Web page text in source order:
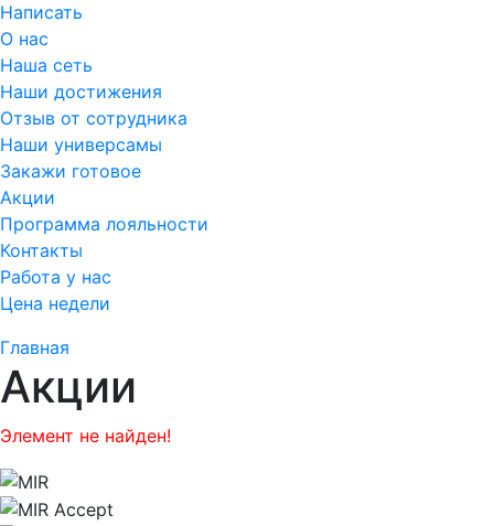
Написать
О нас
Наша сеть
Наши достижения
Отзыв от сотрудника
Наши универсамы
Закажи готовое
Акции
Программа лояльности
Контакты
Работа у нас
Цена недели
Главная
Акции
Элемент не найден!